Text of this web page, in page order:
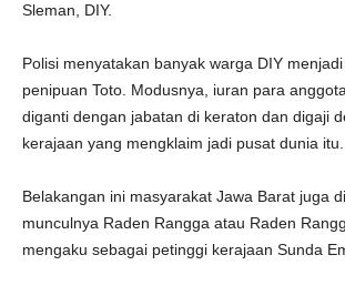
Sleman, DIY.
Polisi menyatakan banyak warga DIY
penipuan Toto. Modusnya, iuran para
diganti dengan jabatan di keraton dan digaji
kerajaan yang mengklaim jadi pusat dunia itu.
Belakangan ini masyarakat Jawa Barat juga
munculnya Raden Rangga atau Raden
mengaku sebagai petinggi kerajaan Sunda